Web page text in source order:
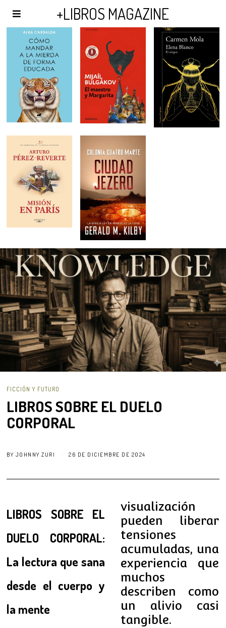
+LIBROS MAGAZINE
FICCIÓN Y FUTURO
LIBROS SOBRE EL DUELO
CORPORAL
BY JOHNNY ZURI 26 DE DICIEMBRE DE 2024
LIBROS SOBRE EL
DUELO CORPORAL:
La lectura que sana
desde el cuerpo y
la mente
visualización
pueden liberar
tensiones
acumuladas, una
experiencia que
muchos
describen como
un alivio casi
tangible.